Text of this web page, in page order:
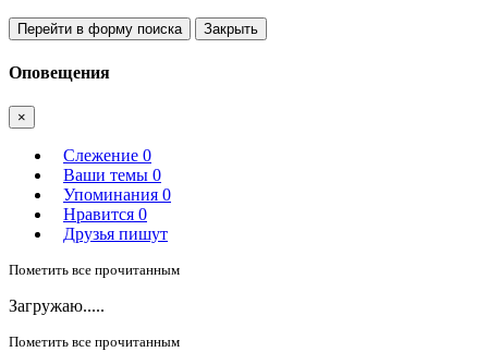
Перейти в форму поиска Закрыть
Оповещения
×
Слежение 0
Ваши темы 0
Упоминания 0
Нравится 0
Друзья пишут
Пометить все прочитанным
Загружаю.....
Пометить все прочитанным